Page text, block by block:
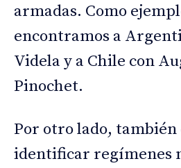
armadas. Como
encontramos a
Videla y a Chile con
Pinochet.
Por otro lado, también
identificar regímenes